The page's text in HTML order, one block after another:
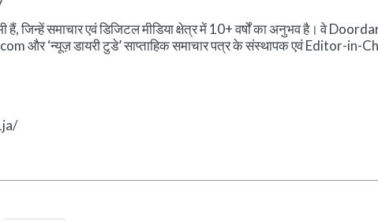
हैं, जिन्हें समाचार एवं डिजिटल मीडिया क्षेत्र में 10+ वर्षों का अनुभव है। वे
और ‘न्यूज़ डायरी टुडे’ साप्ताहिक समाचार पत्र के संस्थापक एवं Editor-in-